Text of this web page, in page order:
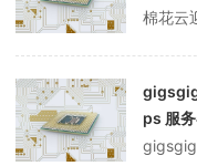
ps 服